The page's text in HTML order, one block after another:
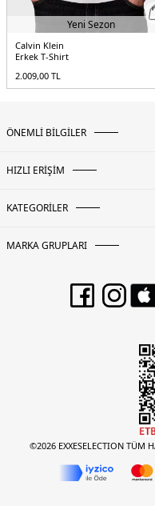
Yeni Sezon
Calvin Klein
Erkek T-Shirt
2.009,00 TL
ÖNEMLİ BİLGİLER
HIZLI ERİŞİM
KATEGORİLER
MARKA GRUPLARI
©2026 EXXESELECTION TÜM